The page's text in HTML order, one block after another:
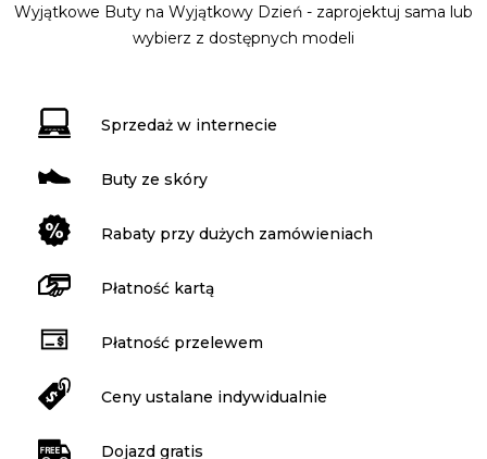
Wyjątkowe Buty na Wyjątkowy Dzień - zaprojektuj sama lub
wybierz z dostępnych modeli
Sprzedaż w internecie
Buty ze skóry
Rabaty przy dużych zamówieniach
Płatność kartą
Płatność przelewem
Ceny ustalane indywidualnie
Dojazd gratis